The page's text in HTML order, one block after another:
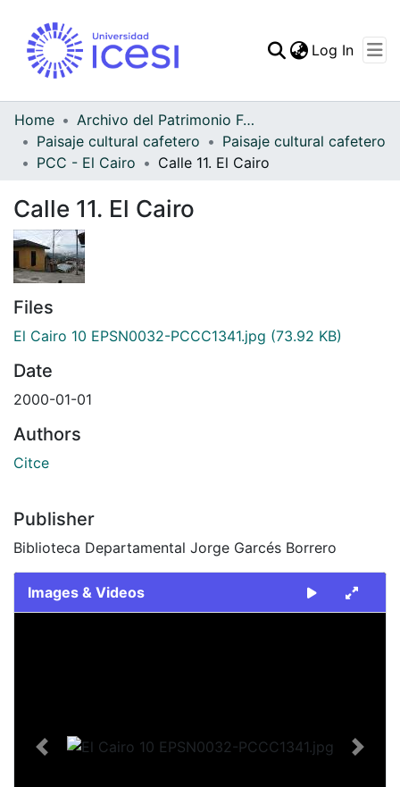
Statistics
Log In
Home
Archivo del Patrimonio Fotográfico y Fílmico del Valle del Cauca
Paisaje cultural cafetero
Paisaje cultural cafetero
PCC - El Cairo
Calle 11. El Cairo
Calle 11. El Cairo
Files
El Cairo 10 EPSN0032-PCCC1341.jpg (73.92 KB)
Date
2000-01-01
Authors
Citce
Publisher
Biblioteca Departamental Jorge Garcés Borrero
Images & Videos
Previous Next